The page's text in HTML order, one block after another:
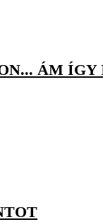
ÁM ÍGY